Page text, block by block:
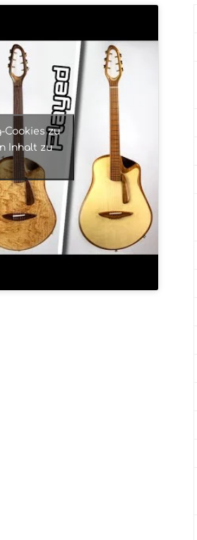
Cookies zu
Inhalt zu